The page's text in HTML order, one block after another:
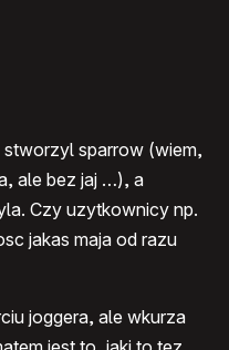
sparrow (wiem,
ale bez jaj …), a
Czy uzytkownicy np.
jakas maja od razu
joggera, ale wkurza